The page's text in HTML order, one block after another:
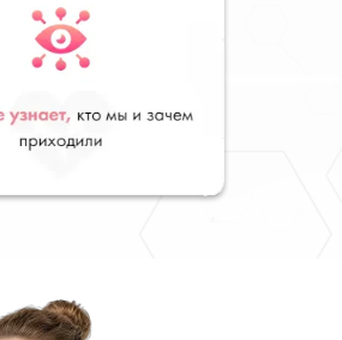
Заказать